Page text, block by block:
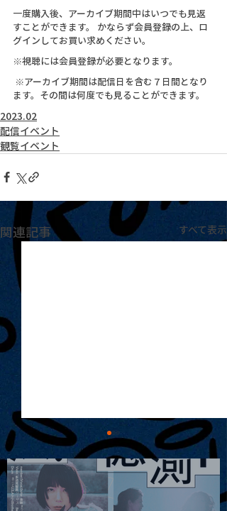
一度購入後、アーカイブ期間中はいつでも見返
すことができます。 かならず会員登録の上、ロ
グインしてお買い求めください。
※視聴には会員登録が必要となります。
ます。その間は何度でも見ることができます。
2023.02
配信イベント
観覧イベント
関連記事 すべて表示